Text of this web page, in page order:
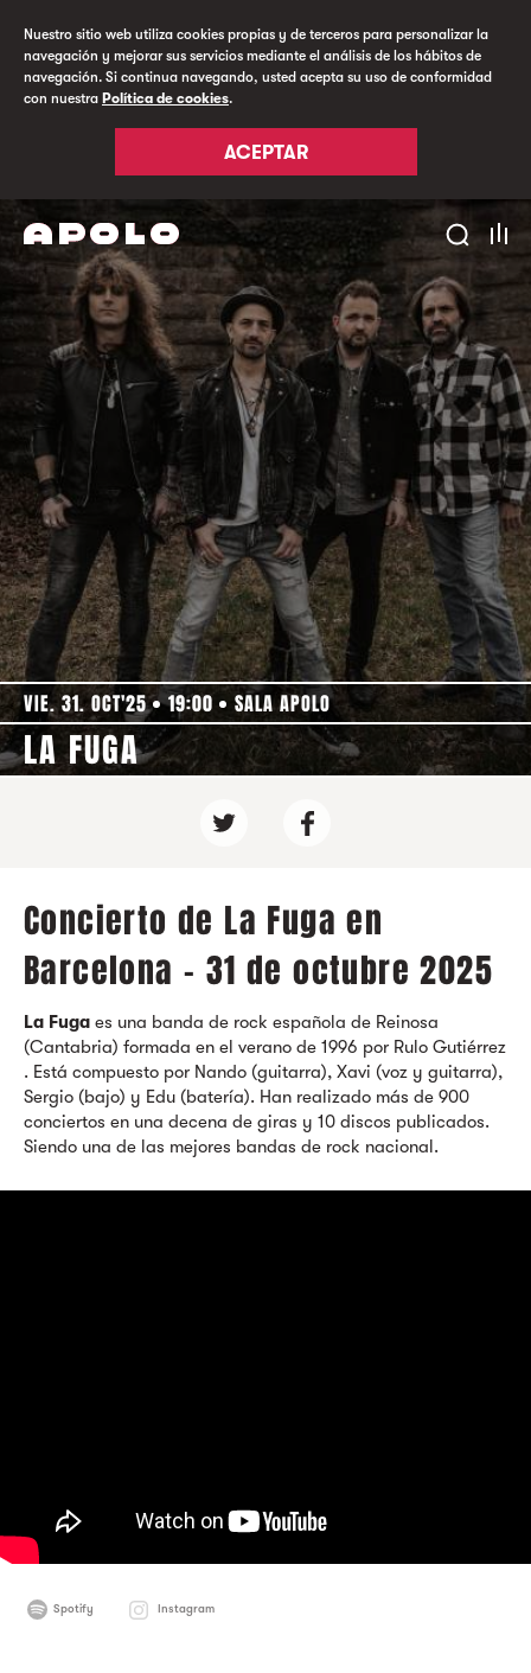
Nuestro sitio web utiliza cookies propias y de terceros para personalizar la
navegación y mejorar sus servicios mediante el análisis de los hábitos de
navegación. Si continua navegando, usted acepta su uso de conformidad
con nuestra Política de cookies.
ACEPTAR
VIE. 31. OCT'25 19:00 SALA APOLO
LA FUGA
Concierto de La Fuga en
Barcelona - 31 de octubre 2025
La Fuga es una banda de rock española de Reinosa
(Cantabria) formada en el verano de 1996 por Rulo Gutiérrez
. Está compuesto por Nando (guitarra), Xavi (voz y guitarra),
Sergio (bajo) y Edu (batería). Han realizado más de 900
conciertos en una decena de giras y 10 discos publicados.
Siendo una de las mejores bandas de rock nacional.
Spotify Instagram